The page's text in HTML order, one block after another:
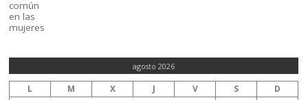
agosto 2026
L M X J V S
D